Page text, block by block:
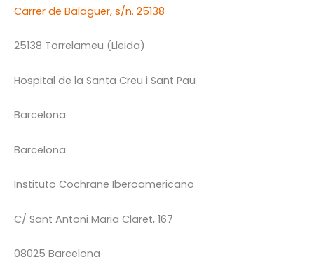
Carrer de Balaguer, s/n. 25138
25138 Torrelameu (Lleida)
Hospital de la Santa Creu i Sant Pau
Barcelona
Barcelona
Instituto Cochrane Iberoamericano
C/ Sant Antoni Maria Claret, 167
08025 Barcelona